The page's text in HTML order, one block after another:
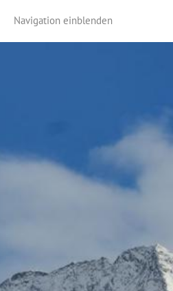
Navigation einblenden